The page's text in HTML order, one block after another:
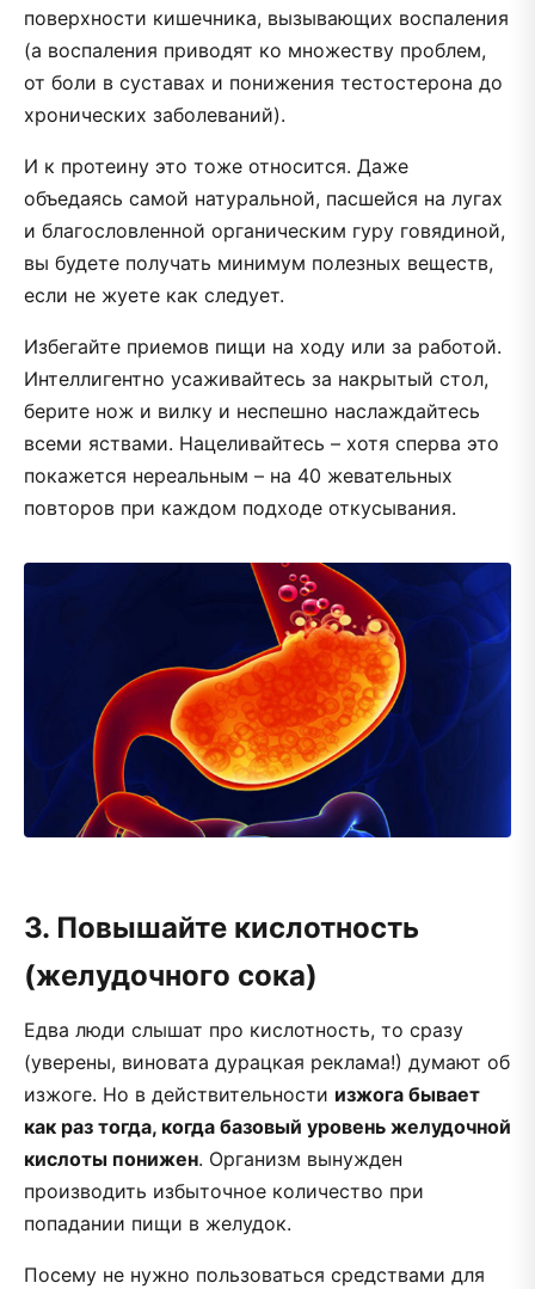
поверхности кишечника, вызывающих воспаления
(а воспаления приводят ко множеству проблем,
от боли в суставах и понижения тестостерона до
хронических заболеваний).
И к протеину это тоже относится. Даже
объедаясь самой натуральной, пасшейся на лугах
и благословленной органическим гуру говядиной,
вы будете получать минимум полезных веществ,
если не жуете как следует.
Избегайте приемов пищи на ходу или за работой.
Интеллигентно усаживайтесь за накрытый стол,
берите нож и вилку и неспешно наслаждайтесь
всеми яствами. Нацеливайтесь – хотя сперва это
покажется нереальным – на 40 жевательных
повторов при каждом подходе откусывания.
3. Повышайте кислотность
(желудочного сока)
Едва люди слышат про кислотность, то сразу
(уверены, виновата дурацкая реклама!) думают об
изжоге. Но в действительности изжога бывает
как раз тогда, когда базовый уровень желудочной
кислоты понижен. Организм вынужден
производить избыточное количество при
попадании пищи в желудок.
Посему не нужно пользоваться средствами для